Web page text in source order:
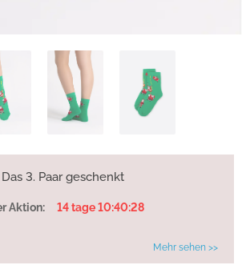
3. Paar geschenkt
Aktion: 14 tage 10:40:28
Mehr sehen >>